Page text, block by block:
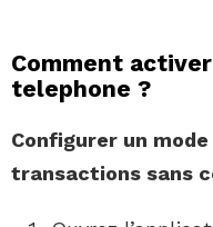
Comment
telephone ?
Configurer un mode
transactions sans